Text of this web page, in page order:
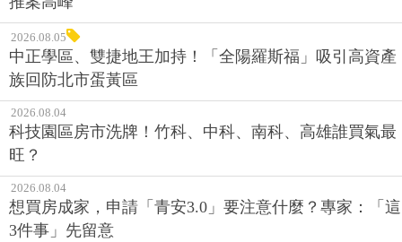
2026.08.05
中正學區、雙捷地王加持！「全陽羅斯福」吸引高資產
族回防北市蛋黃區
2026.08.04
科技園區房市洗牌！竹科、中科、南科、高雄誰買氣最
旺？
2026.08.04
想買房成家，申請「青安3.0」要注意什麼？專家：「這
3件事」先留意